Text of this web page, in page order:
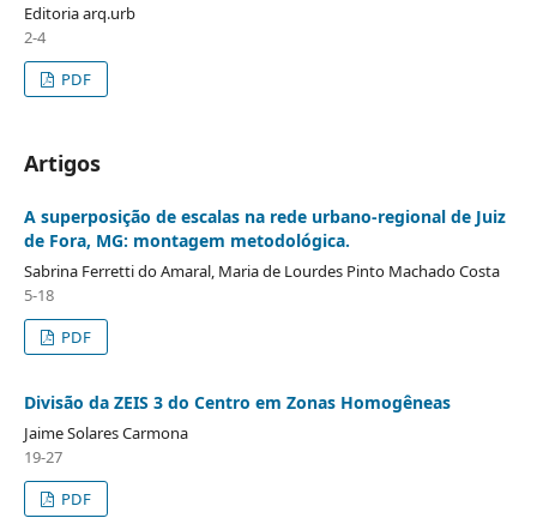
Editoria arq.urb
2-4
PDF
Artigos
A superposição de escalas na rede urbano-regional de Juiz
de Fora, MG: montagem metodológica.
Sabrina Ferretti do Amaral, Maria de Lourdes Pinto Machado Costa
5-18
PDF
Divisão da ZEIS 3 do Centro em Zonas Homogêneas
Jaime Solares Carmona
19-27
PDF